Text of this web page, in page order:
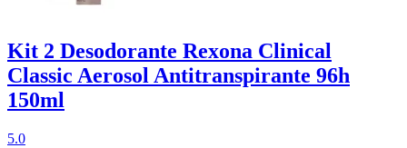
Kit 2 Desodorante Rexona Clinical
Classic Aerosol Antitranspirante 96h
150ml
5.0